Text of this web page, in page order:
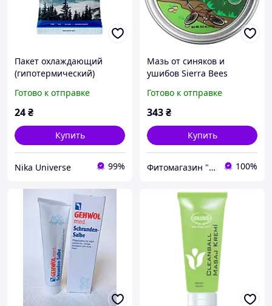
Пакет охлаждающий
(гипотермический)
200 г. Средство от ушибов
и гематом большое
Готово к отправке
24₴
Купить
Nika Universe 99%
Мазь от синяков и
ушибов Sierra Bees
пчелиным воском (17 г)
Готово к отправке
343₴
Купить
Фитомагазин "Beautiful Life" 100%